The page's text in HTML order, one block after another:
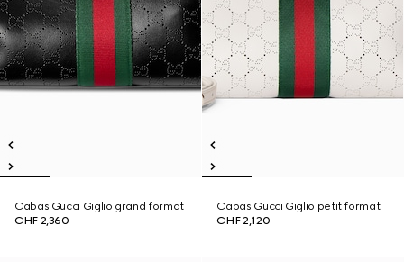
Cabas Gucci Giglio grand format
CHF 2,360
Cabas Gucci Giglio petit format
CHF 2,120